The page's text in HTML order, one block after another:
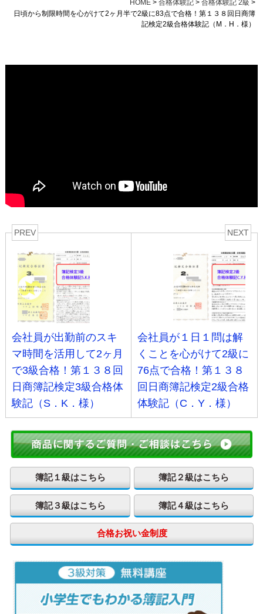
HOME> 合格体験記> 合格体験記 2級 >
日頃から制限時間を心がけて2ヶ月半で2級に83点で合格！第１３８回日商簿
記検定2級合格体験記（M．H．様）
PREV
会社員が出勤前のスキ
マ時間を活用して2ヶ月
で3級合格！第１３８回
日商簿記検定3級合格体
験記（S．K．様）
NEXT
会社員が１日１問は解
くことを心がけて2級に
76点で合格！第１３８
回日商簿記検定2級合格
体験記（C．Y．様）
簿記１級はこちら 簿記２級はこちら
簿記３級はこちら 簿記４級はこちら
合格お祝い金制度